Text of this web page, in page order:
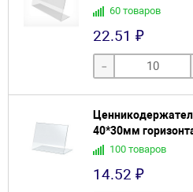
60 товаров
22.51 ₽
-
40*30мм
100 товаров
14.52 ₽